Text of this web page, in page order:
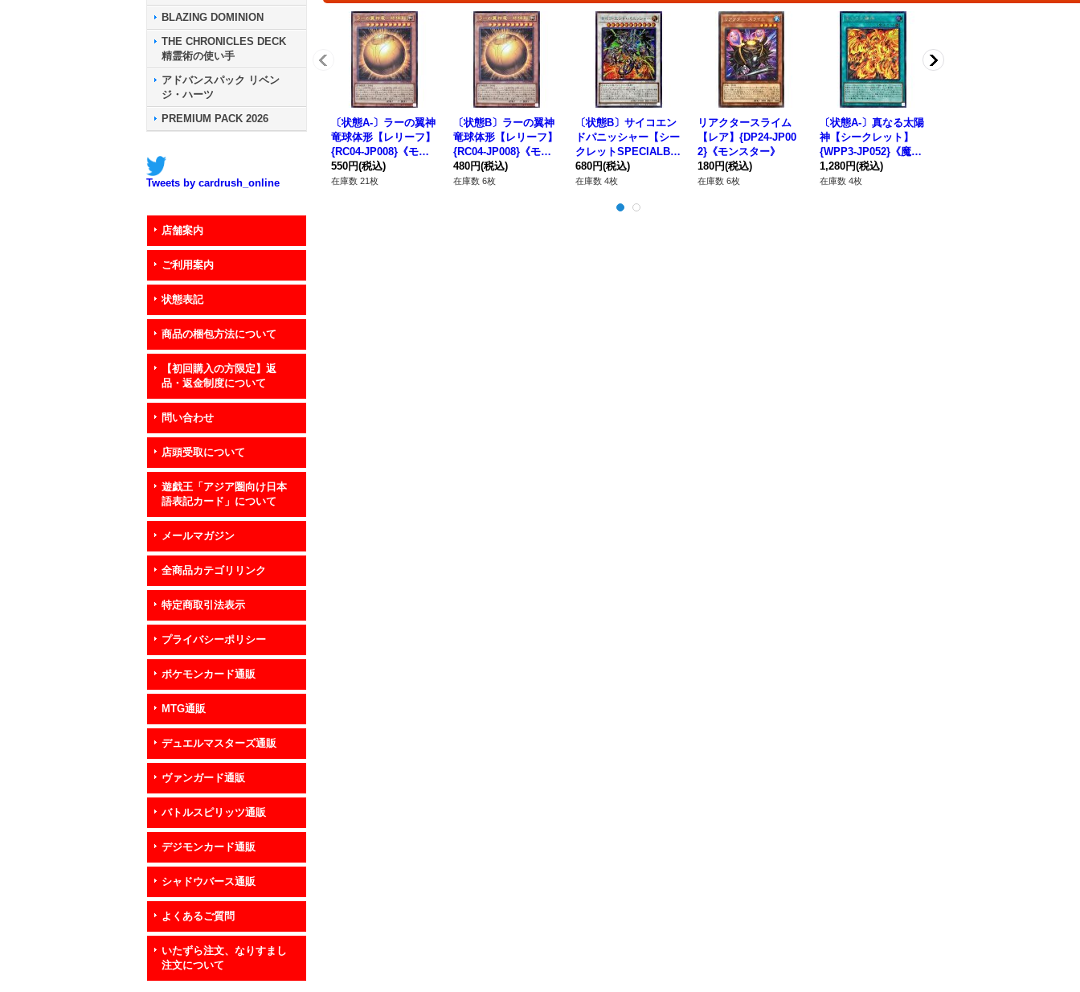
BLAZING DOMINION
THE CHRONICLES DECK
精霊術の使い手
アドバンスパック リベン
ジ・ハーツ
PREMIUM PACK 2026
Tweets by cardrush_online
店舗案内
ご利用案内
状態表記
商品の梱包方法について
【初回購入の方限定】返
品・返金制度について
問い合わせ
店頭受取について
遊戯王「アジア圏向け日本
語表記カード」について
メールマガジン
全商品カテゴリリンク
特定商取引法表示
プライバシーポリシー
ポケモンカード通販
MTG通販
デュエルマスターズ通販
ヴァンガード通販
バトルスピリッツ通販
デジモンカード通販
シャドウバース通販
よくあるご質問
いたずら注文、なりすまし
注文について
〔状態A-〕ラーの翼神
竜球体形【レリーフ】
{RC04-JP008}《モン
スター》
550円(税込)
在庫数 21枚
〔状態B〕ラーの翼神
竜球体形【レリーフ】
{RC04-JP008}《モン
スター》
480円(税込)
在庫数 6枚
〔状態B〕サイコエン
ドパニッシャー【シー
クレットSPECIALBL
UEVer.】{SUB1-JPS0
9}《シンクロ》
680円(税込)
在庫数 4枚
リアクタースライム
【レア】{DP24-JP00
2}《モンスター》
180円(税込)
在庫数 6枚
〔状態A-〕真なる太陽
神【シークレット】
{WPP3-JP052}《魔
法》
1,280円(税込)
在庫数 4枚